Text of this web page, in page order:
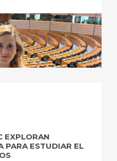
EXPLORAN
PARA ESTUDIAR EL